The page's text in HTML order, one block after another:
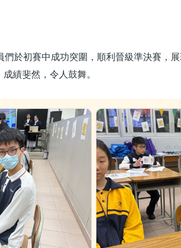
於初賽中成功突圍，順利晉級準決賽，
績斐然，令人鼓舞。